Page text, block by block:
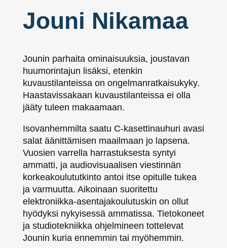
Jouni Nikamaa
Jounin parhaita ominaisuuksia, joustavan
huumorintajun lisäksi, etenkin
kuvaustilanteissa on ongelmanratkaisukyky.
Haastavissakaan kuvaustilanteissa ei olla
jääty tuleen makaamaan.
Isovanhemmilta saatu C-kasettinauhuri avasi
salat äänittämisen maailmaan jo lapsena.
Vuosien varrella harrastuksesta syntyi
ammatti, ja audiovisuaalisen viestinnän
korkeakoulututkinto antoi itse opitulle tukea
ja varmuutta. Aikoinaan suoritettu
elektroniikka-asentajakoulutuskin on ollut
hyödyksi nykyisessä ammatissa. Tietokoneet
ja studiotekniikka ohjelmineen tottelevat
Jounin kuria ennemmin tai myöhemmin.